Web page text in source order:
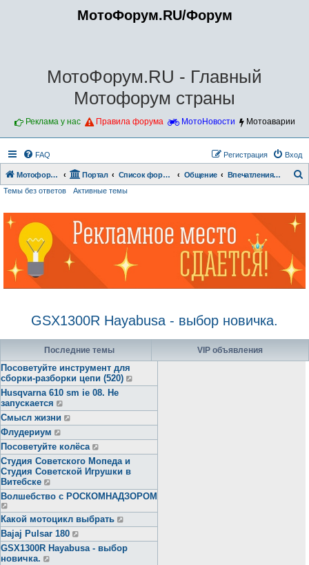
МотоФорум.RU/Форум
МотоФорум.RU - Главный
Мотофорум страны
Реклама у нас Правила форума МотоНовости Мотоаварии
FAQ Вход
Регистрация
Мотофорум.RU Портал Список форумов Общение Впечатления и отзывы о мотоциклах
Темы без ответов Активные темы
GSX1300R Hayabusa - выбор новичка.
Последние темы
Посоветуйте инструмент для
сборки-разборки цепи (520)
Husqvarna 610 sm ie 08. Не
запускается
Смысл жизни
Флудериум
Посоветуйте колёса
Студия Советского Мопеда и
Студия Советской Игрушки в
Витебске
Волшебство с РОСКОМНАДЗОРОМ
Какой мотоцикл выбрать
Bajaj Pulsar 180
GSX1300R Hayabusa - выбор
новичка.
VIP объявления